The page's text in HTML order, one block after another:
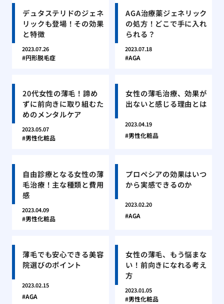
デュタステリドのジェネ
リックも登場！その効果
と特徴
2023.07.26
円形脱毛症
AGA治療薬ジェネリック
の処方！どこで手に入れ
られる？
2023.07.18
AGA
20代女性の薄毛！諦め
ずに前向きに取り組むた
めのメンタルケア
2023.05.07
男性化粧品
女性の薄毛治療、効果が
出ないと感じる理由とは
2023.04.19
男性化粧品
自由診療となる女性の薄
毛治療！主な種類と費用
感
2023.04.09
男性化粧品
プロペシアの効果はいつ
から実感できるのか
2023.02.20
AGA
薄毛でも安心できる美容
院選びのポイント
2023.02.15
AGA
女性の薄毛、もう悩まな
い！前向きになれる考え
方
2023.01.05
男性化粧品